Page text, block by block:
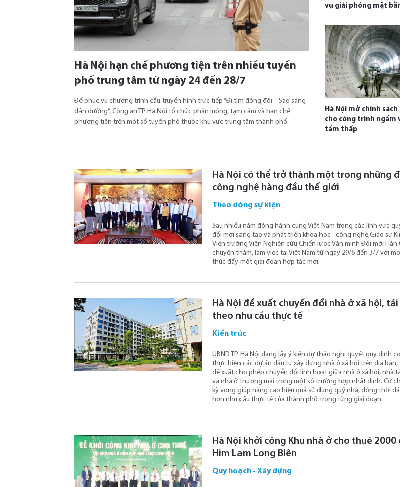
Hà Nội hạn chế phương tiện trên nhiều tuyến
phố trung tâm từ ngày 24 đến 28/7
Để phục vụ chương trình cầu truyền hình trực tiếp “Đi tìm đồng đội – Sao sáng
dẫn đường”, Công an TP Hà Nội tổ chức phân luồng, tạm cấm và hạn chế
phương tiện trên một số tuyến phố thuộc khu vực trung tâm thành phố.
vụ giải phóng mặt
Hà Nội mở chính
cho công trình ngầm
tầm thấp
Hà Nội có thể trở thành một trong những
công nghệ hàng đầu thế giới
Theo dòng sự kiện
Sau nhiều năm đồng hành cùng Việt Nam trong các lĩnh vực
đổi mới sáng tạo và phát triển khoa học - công nghệ,Giáo sư
Viện trưởng Viện Nghiên cứu Chiến lược Văn minh Đổi mới Hàn
chuyến thăm, làm việc tại Việt Nam từ ngày 29/6 đến 3/7 với
thúc đẩy một giai đoạn hợp tác mới.
Hà Nội đề xuất chuyển đổi nhà ở xã hội,
theo nhu cầu thực tế
Kiến trúc
UBND TP Hà Nội đang lấy ý kiến dự thảo nghị quyết quy định
thực hiện các dự án đầu tư xây dựng nhà ở xã hội trên địa
đề xuất cho phép chuyển đổi linh hoạt giữa nhà ở xã hội, nhà
và nhà ở thương mại trong một số trường hợp nhất định. Cơ
kỳ vọng giúp nâng cao hiệu quả sử dụng quỹ nhà, đồng thời
hơn nhu cầu thực tế của thành phố trong từng giai đoạn.
Hà Nội khởi công Khu nhà ở cho thuê 2000
Him Lam Long Biên
Quy hoạch - Xây dựng